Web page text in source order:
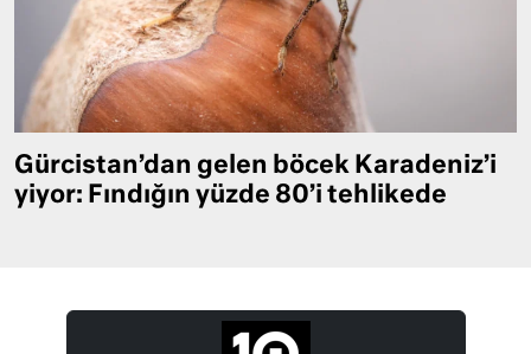
Gürcistan’dan gelen böcek Karadeniz’i
yiyor: Fındığın yüzde 80’i tehlikede